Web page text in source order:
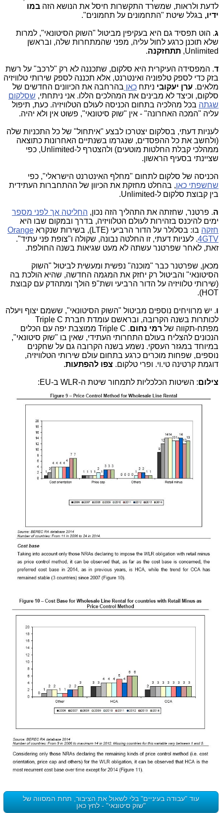
לדעת ולראות, שמשרד התקשרות חיסל את הנושא הזה במו
ידיו, בגלל שיטת "התחמונים על תחמונים".
ג. הוט תפסיד גם היא בעקיפין מביטול "השוק הסיטונאי", למרות
שלא תוכנן כרגע לחול עליה, מפני שהמתחרות שלה, ובראשן
Unlimited, תתחזקנה.
ד. המפסידה העיקרית היא סלקום, שתכננה לא רק "לרכב" על רשת
בזק כדי לספק טלפוניה ואינטרנט, אלא תכננה לספק שירותי טלוויזיה
מלאים. ערן יעקובי ניתח כאן בהרחבה את הכיוונים החדשים של
סלקום, וכיצד לא מבינים את המהלכים הללו. אני ניתחתי, שסלקום
שגתה בכל מהלכיה בתחום הכניסה לעולם הטלוויזיה. כעת, תיפול
עליה "המכה האחרונה" - אין "שוק סיטונאי", פשוט אין ולא יהיה.
לעניות דעתי, בסלקום יצטרכו לבצע "איתחול" של כל התכניות שלה
(ולחשב את כל ההפסדים, שנגרמו בשנתיים האחרונות כתוצאה
ממהלכי קבלת החלטות מוטעים) ולהצטרף ל-Unlimited, כפי
שציינתי בסעיף הראשון.
הכניסה של סלקום לתחום "מחלף האינטרנט הישראלי", כפי
שחשפתי כאן, בהחלט מחזקת את הכיוון של ההתחברות העתידית
בין קבוצת סלקום ל-Unlimited.
ה. פרטנר, שחזתה את התהליך הזה נכון, החליטה אך לפני מספר
ימים להיכנס בזהירות לעולם הטלוויזיה, בדרך ובמקום שבו היא
חזקה בו: בסלולר על הדור הרביעי (LTE), בשירות שנקרא
Orange
4GTV. לעניות דעתי, זו החלטה נבונה, שקולה ו"צופת פני עתיד".
זאת, לאחר שפרטנר עשתה לא מעט שגיאות בשנה החולפת.
מכאן, שפרטנר כבר "מוכנה" נפשית ומעשית לביטול "השוק
הסיטונאי" והביטול רק יחזק את המגמה החדשה, שהיא הולכת בה
(שירותי טלוויזיה על הדור הרביעי ושת"פ הולך ומתהדק עם קבוצת
HOT).
ו. יש מרוויחים נוספים מביטול "השוק הסיטונאי", ששמם יצוף ויעלה
לכותרות בשנה הקרובה, ובראשם עומדת חברת Triple C
מפתח-תקווה של רמי נחום
. Triple C ממוצבת יפה עם הכלים
הנכונים להצליח בעולם התחרותי העתידי, שאין בו "שוק סיטונאי",
במיוחד במגזר העסקי. נשמע בשנה הקרובה גם על שחקנים
נוספים, שפחות מוכרים כרגע בתחום עולם שירותי הטלוויזיה,
דוגמת קרטינה טי.וי. ופרי טלקום. צפו להפתעות.
צילום: השיטות הכלכליות לתמחור שיטת ה-WLR ב-EU:
עוד "עבודה בעיניים" בלי לשאול את הציבור, תחת המסווה של
"שוק סיטונאי" - לחץ כאן